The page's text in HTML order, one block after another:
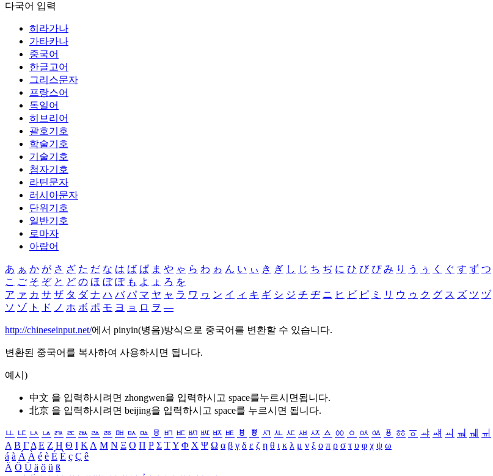
다국어 입력
히라가나
가타카나
중국어
한글고어
그리스문자
프랑스어
독일어
히브리어
괄호기호
학술기호
기술기호
첨자기호
라틴문자
러시아문자
단위기호
일반기호
로마자
아랍어
あ ぁ か が さ ざ た だ な は ば ぱ ま や ゃ ら わ ゎ ん い ぃ き ぎ し じ ち ぢ に ひ び ぴ み り う ぅ く ぐ す ず つ
こ ご そ ぞ と ど の ほ ぼ ぽ も よ ょ ろ を
ア ァ カ サ ザ タ ダ ナ ハ バ パ マ ヤ ャ ラ ワ ヮ ン イ ィ キ ギ シ ジ チ ヂ ニ ヒ ビ ピ ミ リ ウ ゥ ク グ ス ズ ツ ヅ
ソ ゾ ト ド ノ ホ ボ ポ モ ヨ ョ ロ ヲ ―
http://chineseinput.net/에서 pinyin(병음)방식으로 중국어를 변환할 수 있습니다.
변환된 중국어를 복사하여 사용하시면 됩니다.
예시)
中文 을 입력하시려면 zhongwen을 입력하시고 space를누르시면됩니다.
北京 을 입력하시려면 beijing을 입력하시고 space를 누르시면 됩니다.
ㅥ ㅦ ㅧ ㅨ ㅩ ㅪ ㅫ ㅬ ㅭ ㅮ ㅯ ㅰ ㅱ ㅲ ㅳ ㅴ ㅵ ㅶ ㅷ ㅸ ㅹ ㅺ ㅻ ㅼ ㅽ ㅾ ㅿ ㆀ ㆁ ㆂ ㆃ ㆄ ㆅ ㆆ ㆇ ㆈ ㆉ ㆊ ㆋ ㆌ
Α Β ΓΔ Ε Ζ Η Θ Ι ΚΛ Μ Ν Ξ Ο Π Ρ Σ ΤΥ Φ Χ Ψ Ω α β γ δ ε ζ η θ ι κ λ μ ν ξ ο π ρ σ τ υ φ χ ψ ω
á à Á À é è É È ç Ç ê
Ä Ö Ü ä ö ü ß